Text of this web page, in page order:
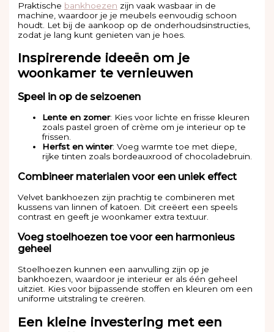
Praktische bankhoezen zijn vaak wasbaar in de
machine, waardoor je je meubels eenvoudig schoon
houdt. Let bij de aankoop op de onderhoudsinstructies,
zodat je lang kunt genieten van je hoes.
Inspirerende ideeën om je
woonkamer te vernieuwen
Speel in op de seizoenen
Lente en zomer: Kies voor lichte en frisse kleuren
zoals pastel groen of crème om je interieur op te
frissen.
Herfst en winter: Voeg warmte toe met diepe,
rijke tinten zoals bordeauxrood of chocoladebruin.
Combineer materialen voor een uniek effect
Velvet bankhoezen zijn prachtig te combineren met
kussens van linnen of katoen. Dit creëert een speels
contrast en geeft je woonkamer extra textuur.
Voeg stoelhoezen toe voor een harmonieus
geheel
Stoelhoezen kunnen een aanvulling zijn op je
bankhoezen, waardoor je interieur er als één geheel
uitziet. Kies voor bijpassende stoffen en kleuren om een
uniforme uitstraling te creëren.
Een kleine investering met een